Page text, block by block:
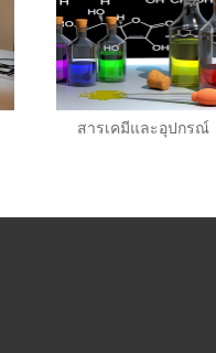
สารเคมีและอุปกรณ์